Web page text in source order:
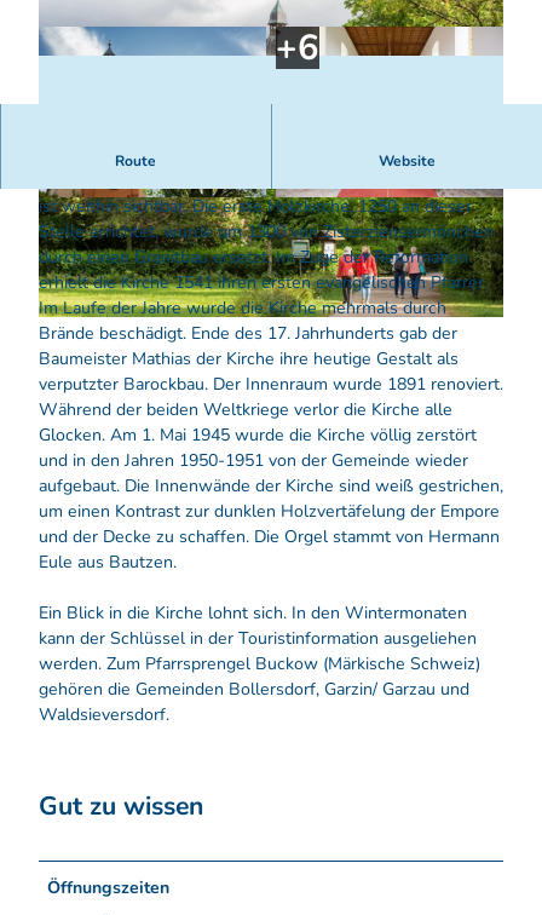
© Florian Läufer , Lizenz: Seenland Oder-Spree
© Florian Läufer, Lizenz: Seenland Oder-Spree © Florian Läufer, Lizenz: Seenland Oder-Spree
Route Website
Die einschiffige evangelische Stadtkirche Buckowliegt
ist weithin sichtbar. Die erste Holzkirche, 1250 an dieser
Stelle errichtet, wurde um 1300 von Zisterziensermönchen
durch einen Granitbau ersetzt. Im Zuge der Reformation
erhielt die Kirche 1541 ihren ersten evangelischen Pfarrer.
Im Laufe der Jahre wurde die Kirche mehrmals durch
Brände beschädigt. Ende des 17. Jahrhunderts gab der
Baumeister Mathias der Kirche ihre heutige Gestalt als
verputzter Barockbau. Der Innenraum wurde 1891 renoviert.
Während der beiden Weltkriege verlor die Kirche alle
Glocken. Am 1. Mai 1945 wurde die Kirche völlig zerstört
und in den Jahren 1950-1951 von der Gemeinde wieder
aufgebaut. Die Innenwände der Kirche sind weiß gestrichen,
um einen Kontrast zur dunklen Holzvertäfelung der Empore
und der Decke zu schaffen. Die Orgel stammt von Hermann
Eule aus Bautzen.
Ein Blick in die Kirche lohnt sich. In den Wintermonaten
kann der Schlüssel in der Touristinformation ausgeliehen
werden. Zum Pfarrsprengel Buckow (Märkische Schweiz)
gehören die Gemeinden Bollersdorf, Garzin/ Garzau und
Waldsieversdorf.
Gut zu wissen
Öffnungszeiten